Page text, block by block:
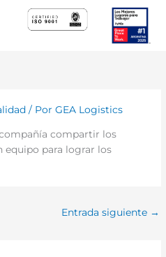
/ PorGEA Logistics
compartir los
equipo para lograr los
Entrada siguiente →